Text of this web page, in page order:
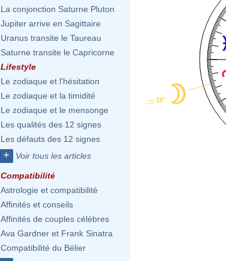
La conjonction Saturne Pluton
Jupiter arrive en Sagittaire
Uranus transite le Taureau
Saturne transite le Capricorne
Lifestyle
Le zodiaque et l'hésitation
Le zodiaque et la timidité
Le zodiaque et le mensonge
Les qualités des 12 signes
Les défauts des 12 signes
+ Voir tous les articles
Compatibilité
Astrologie et compatibilité
Affinités et conseils
Affinités de couples célèbres
Ava Gardner et Frank Sinatra
Compatibilité du Bélier
16°
25'